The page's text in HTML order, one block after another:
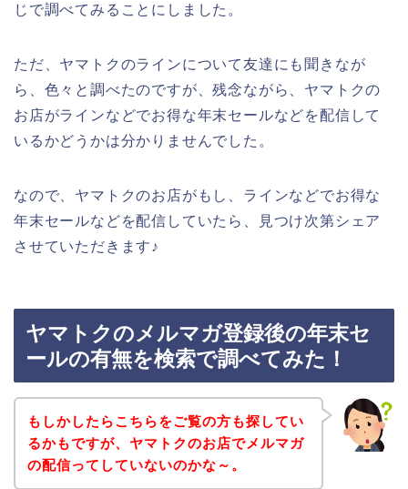
じで調べてみることにしました。
ただ、ヤマトクのラインについて友達にも聞きなが
ら、色々と調べたのですが、残念ながら、ヤマトクの
お店がラインなどでお得な年末セールなどを配信して
いるかどうかは分かりませんでした。
なので、ヤマトクのお店がもし、ラインなどでお得な
年末セールなどを配信していたら、見つけ次第シェア
させていただきます♪
ヤマトクのメルマガ登録後の年末セ
ールの有無を検索で調べてみた！
もしかしたらこちらをご覧の方も探してい
るかもですが、ヤマトクのお店でメルマガ
の配信ってしていないのかな～。